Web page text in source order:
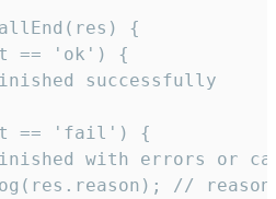
{
== 'ok') {
successfully
== 'fail') {
with errors or
//